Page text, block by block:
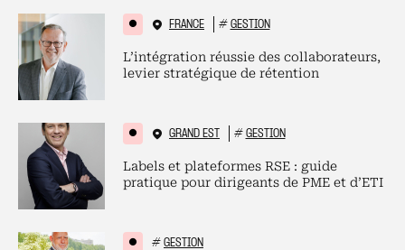
FRANCE # GESTION
L’intégration réussie des collaborateurs,
levier stratégique de rétention
GRAND EST # GESTION
Labels et plateformes RSE : guide
pratique pour dirigeants de PME et d’ETI
# GESTION